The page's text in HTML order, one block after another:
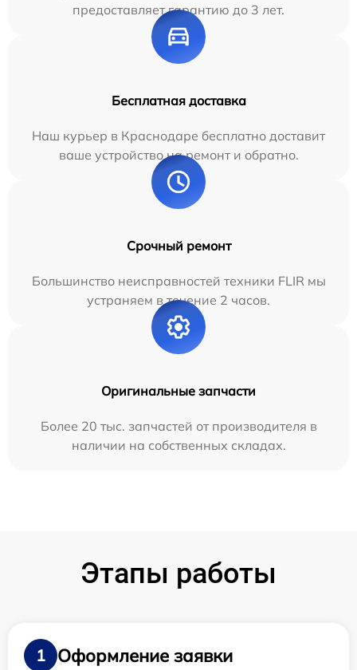
предоставляет гарантию до 3 лет.
Бесплатная доставка
Наш курьер в Краснодаре бесплатно доставит
ваше устройство на ремонт и обратно.
Срочный ремонт
Большинство неисправностей техники FLIR мы
устраняем в течение 2 часов.
Оригинальные запчасти
Более 20 тыс. запчастей от производителя в
наличии на собственных складах.
Этапы работы
1
Оформление заявки